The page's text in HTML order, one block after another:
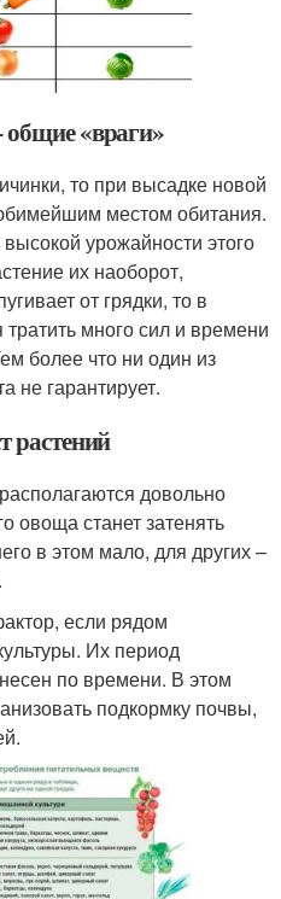
«враги»
то при высадке новой
местом обитания.
урожайности этого
их наоборот,
от грядки, то в
много сил и времени
более что ни один из
не гарантирует.
растений
довольно
овоща станет затенять
в этом мало, для других –
если рядом
Их период
по времени. В этом
подкормку почвы,